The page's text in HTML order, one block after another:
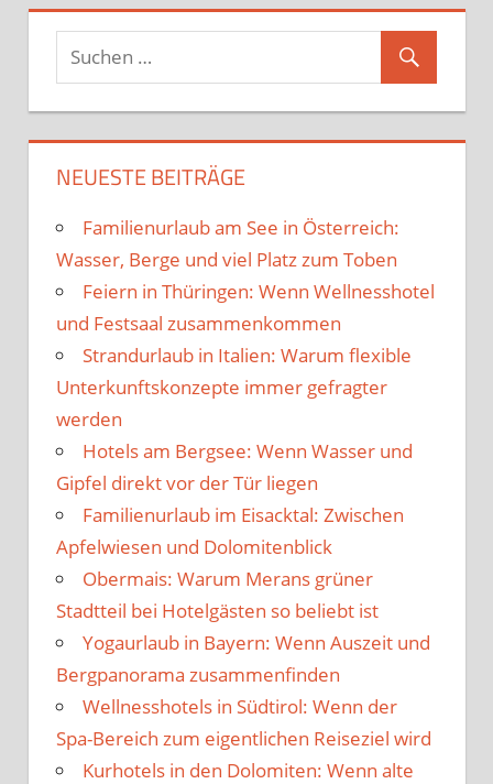
NEUESTE BEITRÄGE
Familienurlaub am See in Österreich:
Wasser, Berge und viel Platz zum Toben
Feiern in Thüringen: Wenn Wellnesshotel
und Festsaal zusammenkommen
Strandurlaub in Italien: Warum flexible
Unterkunftskonzepte immer gefragter
werden
Hotels am Bergsee: Wenn Wasser und
Gipfel direkt vor der Tür liegen
Familienurlaub im Eisacktal: Zwischen
Apfelwiesen und Dolomitenblick
Obermais: Warum Merans grüner
Stadtteil bei Hotelgästen so beliebt ist
Yogaurlaub in Bayern: Wenn Auszeit und
Bergpanorama zusammenfinden
Wellnesshotels in Südtirol: Wenn der
Spa-Bereich zum eigentlichen Reiseziel wird
Kurhotels in den Dolomiten: Wenn alte